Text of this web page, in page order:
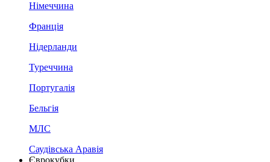
Німеччина
Франція
Нідерланди
Туреччина
Португалія
Бельгія
МЛС
Саудівська Аравія
Єврокубки